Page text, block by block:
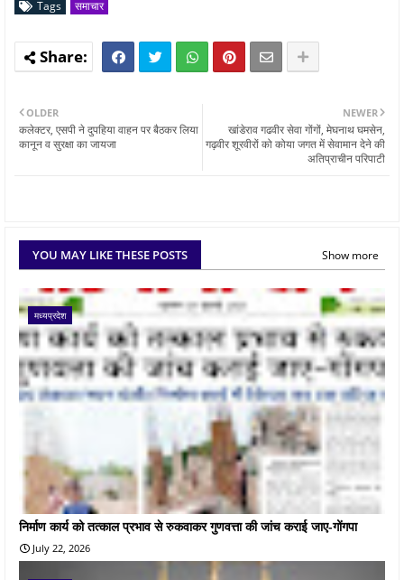
Tags समाचार
NEWER
खांडेराव गढवीर सेवा गोंगों, मेघनाथ घमसेन,
गढ़वीर शूरवीरों को कोया जगत में सेवामान देने की
अतिप्राचीन परिपाटी
OLDER
कलेक्टर, एसपी ने दुपहिया वाहन पर बैठकर लिया
कानून व सुरक्षा का जायजा
YOU MAY LIKE THESE POSTS Show more
मध्यप्रदेश
निर्माण कार्य को तत्काल प्रभाव से रुकवाकर गुणवत्ता की जांच कराई जाए-गोंगपा
July 22, 2026